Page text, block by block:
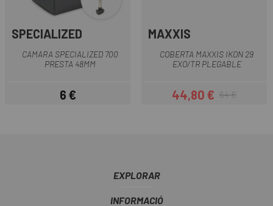
SPECIALIZED
CAMARA SPECIALIZED 700
PRESTA 48MM
Preu
6 €
MAXXIS
COBERTA MAXXIS IKON 29
EXO/TR PLEGABLE
Preu
44,80 €Preu regular
64 €
EXPLORAR
INFORMACIÓ